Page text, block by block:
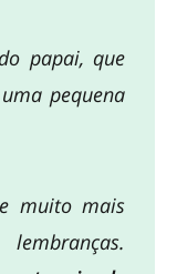
papai, que
pequena
muito mais